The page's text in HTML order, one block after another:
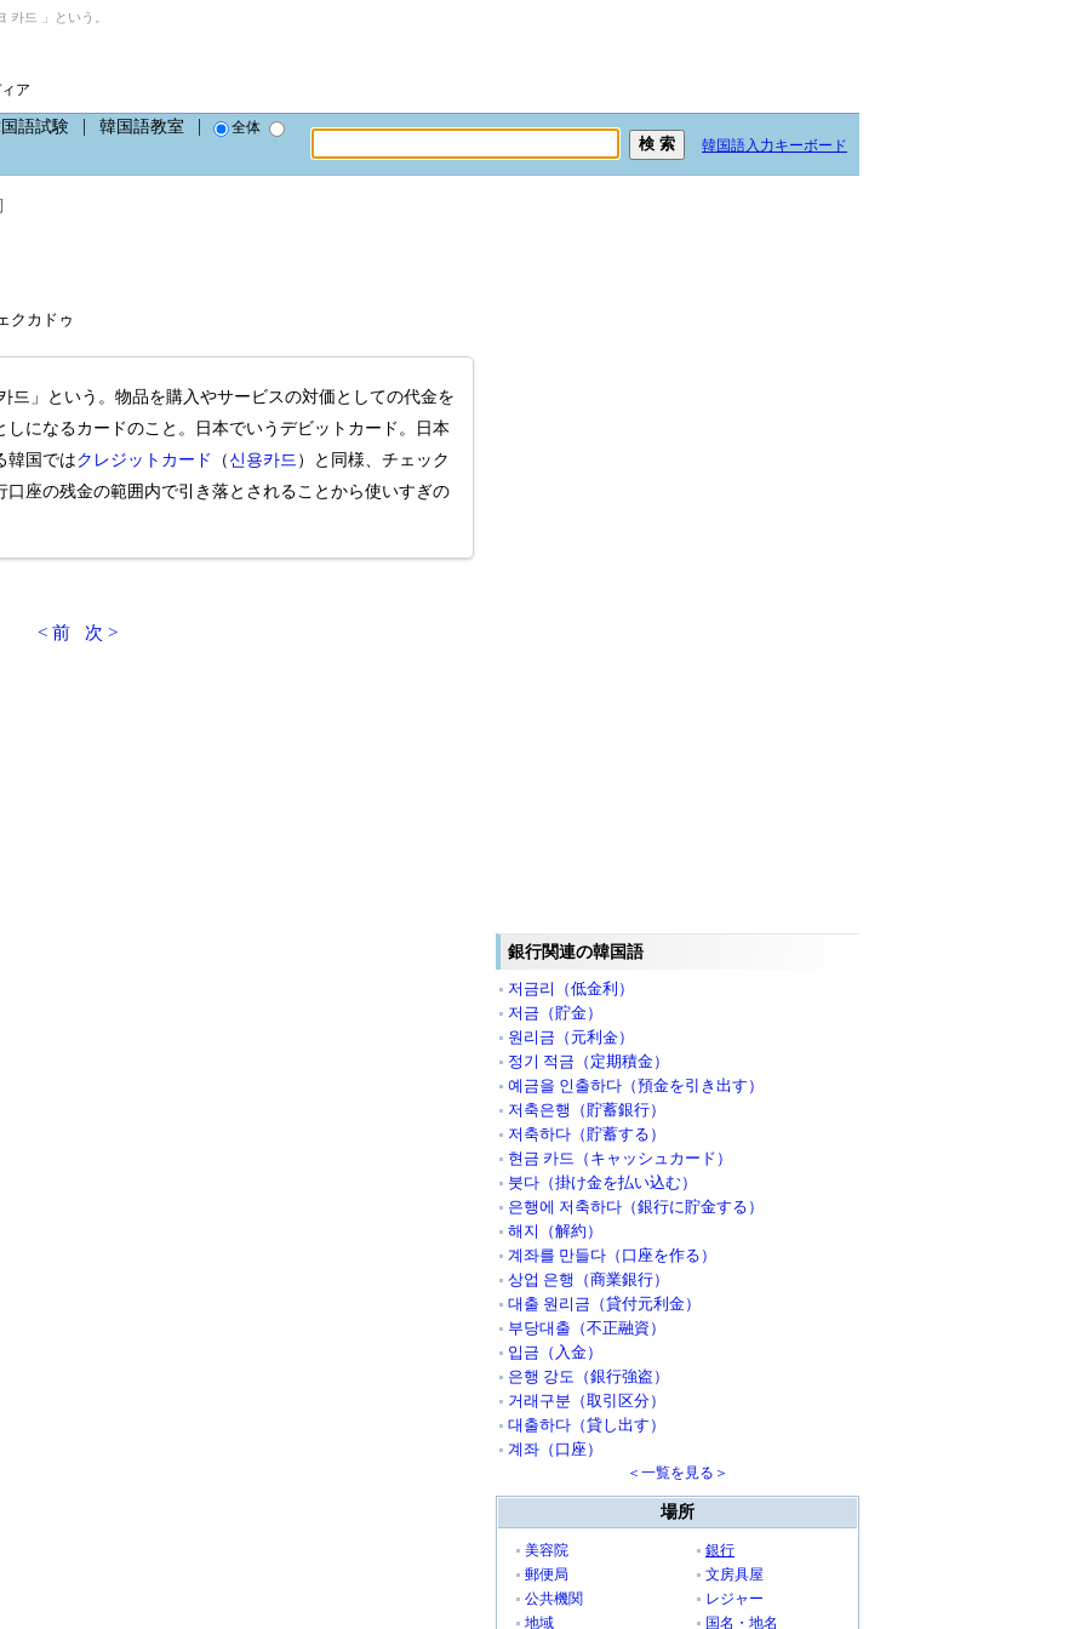
카드 」という。
ア
語試験 韓国語教室
全体
韓国語入力キーボード
クカドゥ
드」という。物品を購入やサービスの対価としての代金を
になるカードのこと。日本でいうデビットカード。日本
韓国ではクレジットカード （ 신용카드 ）と同様、チェック
座の残金の範囲内で引き落とされることから使いすぎの
< 前 次 >
銀行関連の韓国語
저금리（低金利）
저금（貯金）
원리금（元利金）
정기 적금（定期積金）
예금을 인출하다（預金を引き出す）
저축은행（貯蓄銀行）
저축하다（貯蓄する）
현금 카드（キャッシュカード）
붓다（掛け金を払い込む）
은행에 저축하다（銀行に貯金する）
해지（解約）
계좌를 만들다（口座を作る）
상업 은행（商業銀行）
대출 원리금（貸付元利金）
부당대출（不正融資）
입금（入金）
은행 강도（銀行強盗）
거래구분（取引区分）
대출하다（貸し出す）
계좌（口座）
＜一覧を見る＞
場所
美容院
銀行
郵便局
文房具屋
公共機関
レジャー
地域
国名・地名